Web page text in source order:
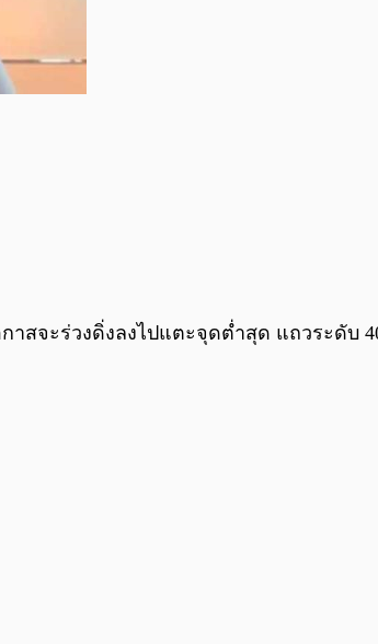
สจะร่วงดิ่งลงไปแตะจุดต่ำสุด แถวระดับ